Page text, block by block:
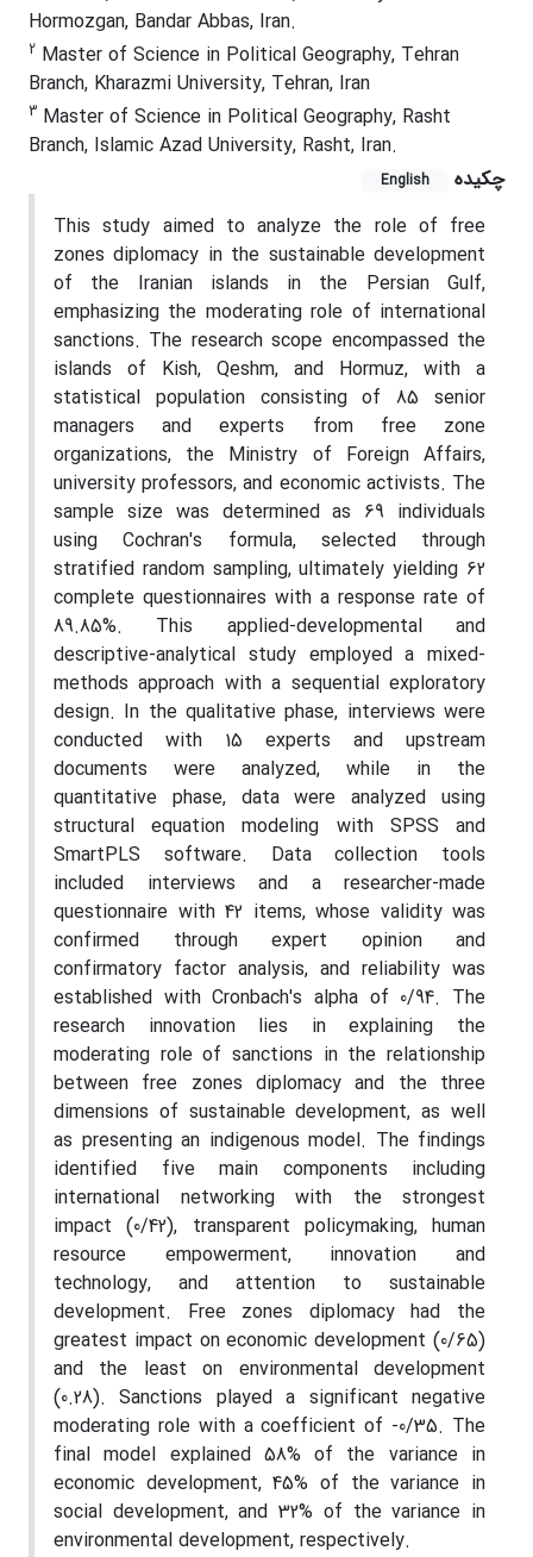
Hormozgan, Bandar Abbas, Iran.
2 Master of Science in Political Geography, Tehran
Branch, Kharazmi University, Tehran, Iran
3 Master of Science in Political Geography, Rasht
Branch, Islamic Azad University, Rasht, Iran.
چکیده
English
This study aimed to analyze the role of free
zones diplomacy in the sustainable development
of the Iranian islands in the Persian Gulf,
emphasizing the moderating role of international
sanctions. The research scope encompassed the
islands of Kish, Qeshm, and Hormuz, with a
statistical population consisting of 85 senior
managers and experts from free zone
organizations, the Ministry of Foreign Affairs,
university professors, and economic activists. The
sample size was determined as 69 individuals
using Cochran's formula, selected through
stratified random sampling, ultimately yielding 62
complete questionnaires with a response rate of
89.85%. This applied-developmental and
descriptive-analytical study employed a mixed-
methods approach with a sequential exploratory
design. In the qualitative phase, interviews were
conducted with 15 experts and upstream
documents were analyzed, while in the
quantitative phase, data were analyzed using
structural equation modeling with SPSS and
SmartPLS software. Data collection tools
included interviews and a researcher-made
questionnaire with 42 items, whose validity was
confirmed through expert opinion and
confirmatory factor analysis, and reliability was
established with Cronbach's alpha of 0/94. The
research innovation lies in explaining the
moderating role of sanctions in the relationship
between free zones diplomacy and the three
dimensions of sustainable development, as well
as presenting an indigenous model. The findings
identified five main components including
international networking with the strongest
impact (0/42), transparent policymaking, human
resource empowerment, innovation and
technology, and attention to sustainable
development. Free zones diplomacy had the
greatest impact on economic development (0/65)
and the least on environmental development
(0.28). Sanctions played a significant negative
moderating role with a coefficient of -0/35. The
final model explained 58% of the variance in
economic development, 45% of the variance in
social development, and 32% of the variance in
environmental development, respectively.